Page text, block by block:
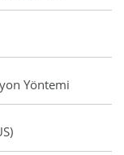
Yöntemi